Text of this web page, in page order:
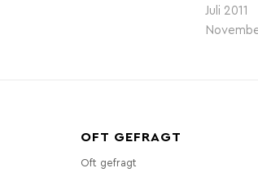
Juli 2011
OFT GEFRAGT
Oft gefragt